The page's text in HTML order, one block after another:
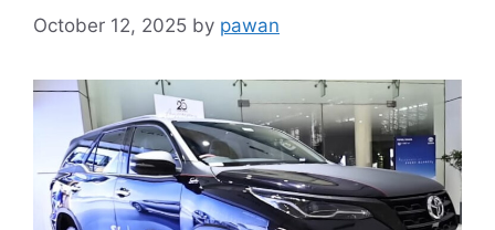
October 12, 2025 by pawan